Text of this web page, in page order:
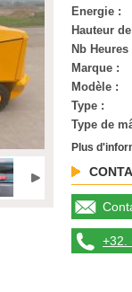
Energie :
Hauteur
Nb Heures
Marque :
Modèle :
Type :
Type de
Plus
+32.